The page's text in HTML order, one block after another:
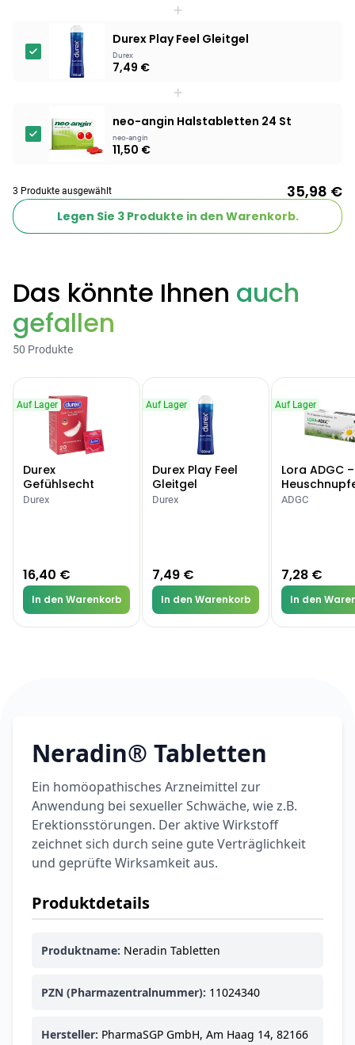
BEAUTY & PFLEGE
Linola Forte
Shampoo für
juckende, trockene
Schuppenflechte
neigende Kopfhaut
16,37 €
Vagisan Milchsäure
– Zäpfchen zur
Stabilisierung
Hametum
Hämorrhoidensalbe:
Bei Hämorrhoiden
12,04 €
Nach Marke kaufen
+
Durex Play Feel Gleitgel
Durex
7,49 €
+
neo-angin Halstabletten 24 St
neo-angin
11,50 €
3 Produkte ausgewählt 35,98 €
Legen Sie 3Produkte in den Warenkorb.
Das könnte Ihnen auch
gefallen
50 Produkte
Auf Lager
Durex
Gefühlsecht
Classic Kondome
Durex
16,40 €
In den Warenkorb
Auf Lager
Durex Play Feel
Gleitgel
Durex
7,49 €
In den Warenkorb
Auf Lager
Lora ADGC
Allergien
ADGC
7,28 €
In den
Neradin® Tabletten
Ein homöopathisches Arzneimittel zur
Anwendung bei sexueller Schwäche, wie z.B.
Erektionsstörungen. Der aktive Wirkstoff
zeichnet sich durch seine gute Verträglichkeit
und geprüfte Wirksamkeit aus.
Produktdetails
Produktname: Neradin Tabletten
PZN (Pharmazentralnummer): 11024340
Hersteller: PharmaSGP GmbH, Am Haag 14, 82166